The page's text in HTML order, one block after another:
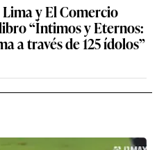
Lima y El Comercio
“Íntimos y Eternos:
a través de 125 ídolos”